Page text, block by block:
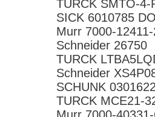
TURCK SMTO-
SICK 6010785
Murr 7000-
Schneider 26750
TURCK
Schneider
SCHUNK
TURCK MCE21-